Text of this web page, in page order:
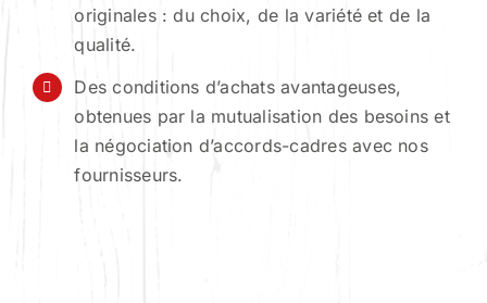
originales : du choix, de la variété et de la
qualité.
Des conditions d’achats avantageuses,
obtenues par la mutualisation des besoins et
la négociation d’accords-cadres avec nos
fournisseurs.